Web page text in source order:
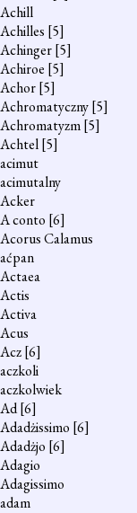
Achill
Achilles [5]
Achinger[5]
Achiroe [5]
Achor[5]
Achromatyczny[5]
Achromatyzm[5]
Achtel[5]
acimut
acimutalny
Acker
A conto [6]
Acorus Calamus
aćpan
Actaea
Actis
Activa
Acus
Acz[6]
aczkoli
aczkolwiek
Ad[6]
Adadżissimo [6]
Adadżjo [6]
Adagio
Adagissimo
adam